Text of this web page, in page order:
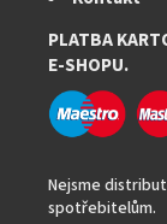
PLATBA
E-SHOPU.
Nejsme
spotřebitelům.